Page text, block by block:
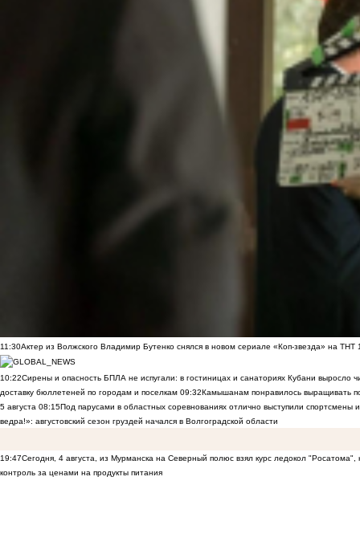
11:30Актер из Волжского Владимир Бутенко снялся в новом сериале «Коп-звезда» на ТНТ
10:22Сирены и опасность БПЛА не испугали: в гостиницах и санаториях Кубани выросло
доставку бюллетеней по городам и поселкам 09:32Камышанам понравилось выращивать
5 августа 08:15Под парусами в областных соревнованиях отлично выступили спортсмены
ведра!»: августовский сезон груздей начался в Волгоградской области
19:47Сегодня, 4 августа, из Мурманска на Северный полюс взял курс ледокол
контроль за ценами на продукты питания